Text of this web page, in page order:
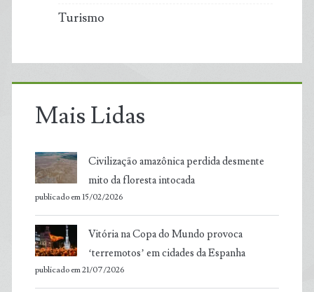
Turismo
Mais Lidas
Civilização amazônica perdida desmente
mito da floresta intocada
publicado em 15/02/2026
Vitória na Copa do Mundo provoca
‘terremotos’ em cidades da Espanha
publicado em 21/07/2026